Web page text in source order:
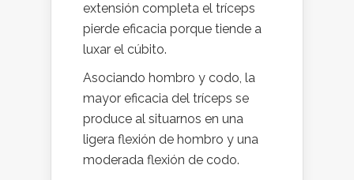
extensión completa el tríceps
pierde eficacia porque tiende a
luxar el cúbito.
Asociando hombro y codo, la
mayor eficacia del tríceps se
produce al situarnos en una
ligera flexión de hombro y una
moderada flexión de codo.